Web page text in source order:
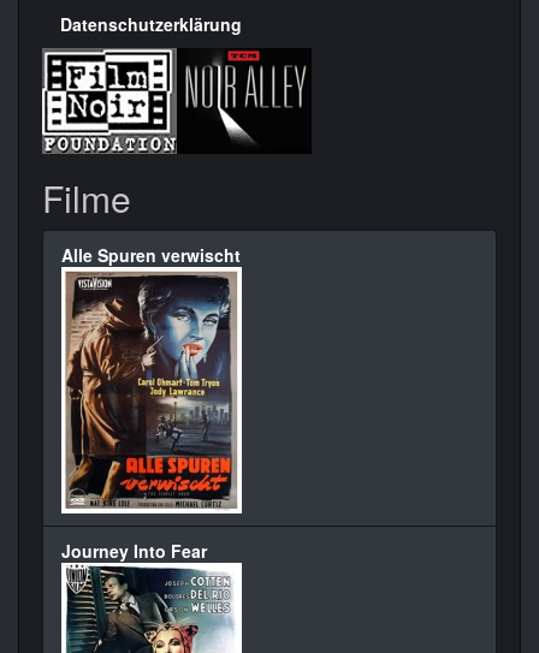
Datenschutzerklärung
Filme
Alle Spuren verwischt
Journey Into Fear